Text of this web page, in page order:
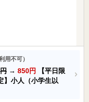
用不可）
→ 850円
【平日限
】小人（小学生以